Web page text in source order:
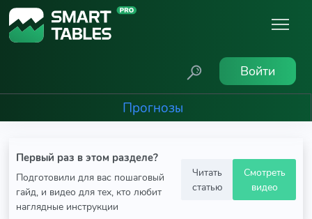
Войти
Прогнозы
Первый раз в этом разделе?
Подготовили для вас пошаговый
гайд, и видео для тех, кто любит
наглядные инструкции
Читать
статью
Смотреть
видео